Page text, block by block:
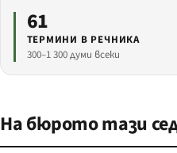
61
ТЕРМИНИ В РЕЧНИКА
300–1 300 думи всеки
На бюрото тази